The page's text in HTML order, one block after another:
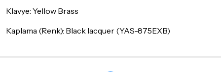
Klavye: Yellow Brass
Kaplama (Renk): Black lacquer (YAS-875EXB)